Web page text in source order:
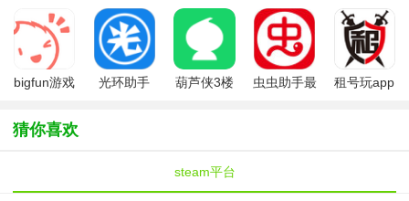
手机版最新
版(原腾讯先
游)
新版
盟app
费版
子官方正版
2026
bigfun游戏
光环助手
葫芦侠3楼
虫虫助手最
租号玩app
猜你喜欢
steam平台